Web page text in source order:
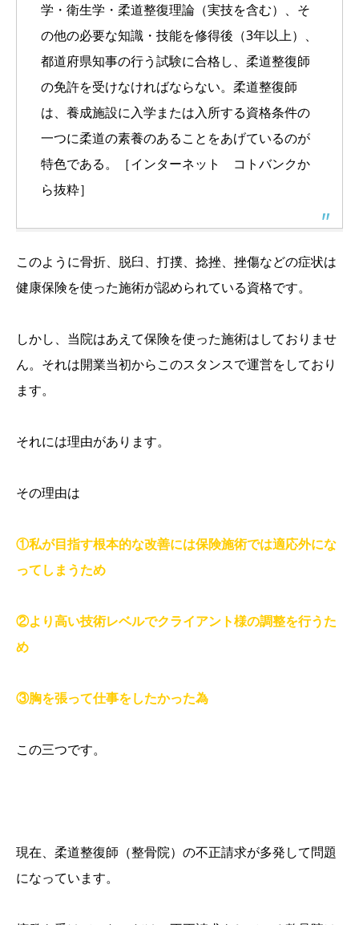
学・衛生学・柔道整復理論（実技を含む）、そ
の他の必要な知識・技能を修得後（3年以上）、
都道府県知事の行う試験に合格し、柔道整復師
の免許を受けなければならない。柔道整復師
は、養成施設に入学または入所する資格条件の
一つに柔道の素養のあることをあげているのが
特色である。
［インターネット コトバンクか
ら抜粋］
このように骨折、脱臼、打撲、捻挫、挫傷などの症状は
健康保険を使った施術が認められている資格です。
しかし、当院はあえて保険を使った施術はしておりませ
ん。それは開業当初からこのスタンスで運営をしており
ます。
それには理由があります。
その理由は
①私が目指す根本的な改善には保険施術では適応外にな
ってしまうため
②より高い技術レベルでクライアント様の調整を行うた
め
③胸を張って仕事をしたかった為
この三つです。
現在、柔道整復師（整骨院）の不正請求が多発して問題
になっています。